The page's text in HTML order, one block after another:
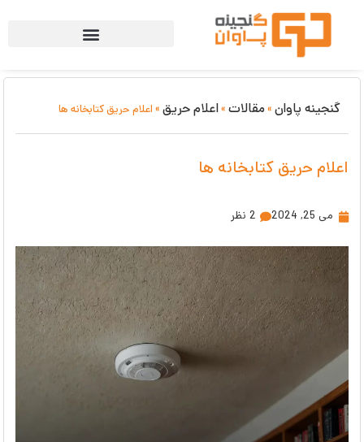
گنجینه پاوان» مقالات»اعلام حریق» اعلام حریق کتابخانه ها
اعلام حریق کتابخانه ها
می 25, 2024 2 نظر